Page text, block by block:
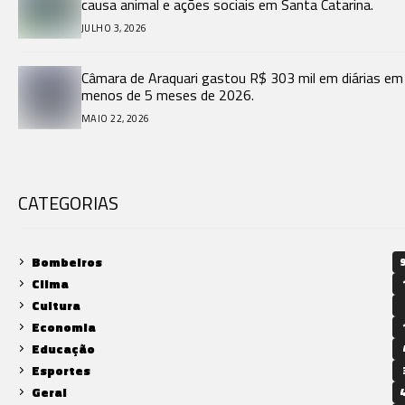
causa animal e ações sociais em Santa Catarina.
JULHO 3, 2026
Câmara de Araquari gastou R$ 303 mil em diárias em
menos de 5 meses de 2026.
MAIO 22, 2026
CATEGORIAS
Bombeiros
Clima
Cultura
Economia
Educação
Esportes
Geral